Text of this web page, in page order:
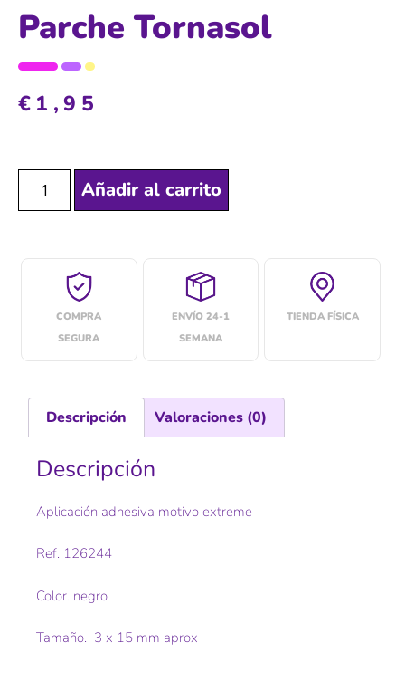
Parche Tornasol
€ 1,95
Añadir al carrito
COMPRA
SEGURA
ENVÍO 24-1
SEMANA
TIENDA FÍSICA
Descripción Valoraciones (0)
Descripción
Aplicación adhesiva motivo extreme
Ref. 126244
Color. negro
Tamaño. 3 x 15 mm aprox